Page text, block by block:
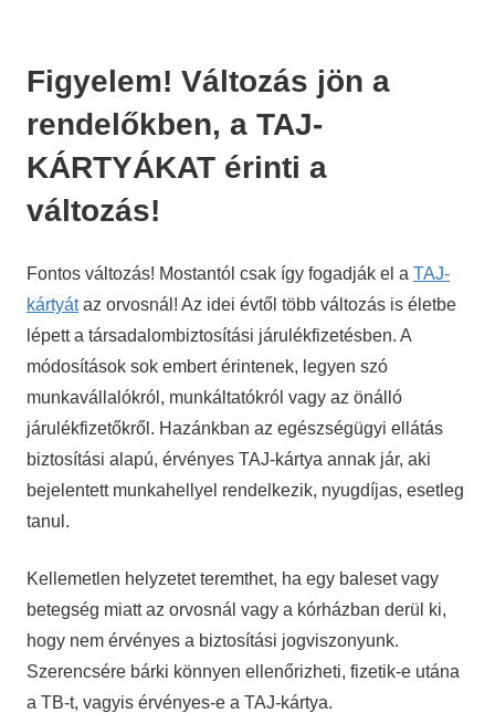
Figyelem! Változás jön a
rendelőkben, a TAJ-
KÁRTYÁKAT érinti a
változás!
Fontos változás! Mostantól csak így fogadják el a TAJ-
kártyátaz orvosnál! Az idei évtől több változás is életbe
lépett a társadalombiztosítási járulékfizetésben. A
módosítások sok embert érintenek, legyen szó
munkavállalókról, munkáltatókról vagy az önálló
járulékfizetőkről. Hazánkban az egészségügyi ellátás
biztosítási alapú, érvényes TAJ-kártya annak jár, aki
bejelentett munkahellyel rendelkezik, nyugdíjas, esetleg
tanul.
Kellemetlen helyzetet teremthet, ha egy baleset vagy
betegség miatt az orvosnál vagy a kórházban derül ki,
hogy nem érvényes a biztosítási jogviszonyunk.
Szerencsére bárki könnyen ellenőrizheti, fizetik-e utána
a TB-t, vagyis érvényes-e a TAJ-kártya.